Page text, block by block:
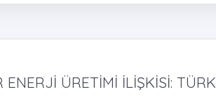
ÜRETİMİ İLİŞKİSİ: